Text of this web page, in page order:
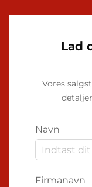
Lad
Vores
Navn
Firmanavn